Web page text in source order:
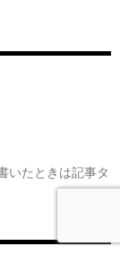
いたときは記事タ